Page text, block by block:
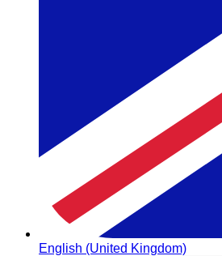
English (United Kingdom)